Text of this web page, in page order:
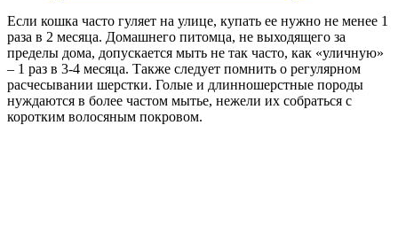
Если кошка часто гуляет на улице, купать ее нужно не менее 1
раза в 2 месяца. Домашнего питомца, не выходящего за
пределы дома, допускается мыть не так часто, как «уличную»
– 1 раз в 3-4 месяца. Также следует помнить о регулярном
расчесывании шерстки. Голые и длинношерстные породы
нуждаются в более частом мытье, нежели их собраться с
коротким волосяным покровом.